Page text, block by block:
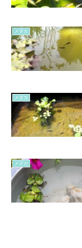
メダカ
メダカ
メダカ